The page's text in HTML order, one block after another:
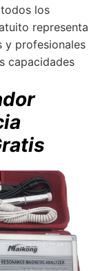
los
representa
y profesionales
capacidades